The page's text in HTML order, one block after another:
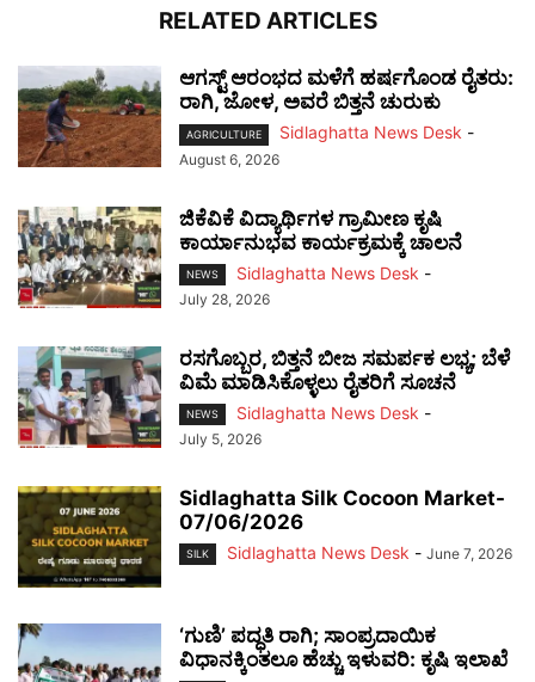
RELATED ARTICLES
ಆಗಸ್ಟ್ ಆರಂಭದ ಮಳೆಗೆ ಹರ್ಷಗೊಂಡ ರೈತರು:
ರಾಗಿ, ಜೋಳ, ಅವರೆ ಬಿತ್ತನೆ ಚುರುಕು
AGRICULTURE Sidlaghatta News Desk -
August 6, 2026
ಜಿಕೆವಿಕೆ ವಿದ್ಯಾರ್ಥಿಗಳ ಗ್ರಾಮೀಣ ಕೃಷಿ
ಕಾರ್ಯಾನುಭವ ಕಾರ್ಯಕ್ರಮಕ್ಕೆ ಚಾಲನೆ
NEWS Sidlaghatta News Desk -
July 28, 2026
ರಸಗೊಬ್ಬರ, ಬಿತ್ತನೆ ಬೀಜ ಸಮರ್ಪಕ ಲಭ್ಯ; ಬೆಳೆ
ವಿಮೆ ಮಾಡಿಸಿಕೊಳ್ಳಲು ರೈತರಿಗೆ ಸೂಚನೆ
NEWS Sidlaghatta News Desk -
July 5, 2026
Sidlaghatta Silk Cocoon Market-
07/06/2026
SILK Sidlaghatta News Desk - June 7, 2026
‘ಗುಣಿ’ ಪದ್ಧತಿ ರಾಗಿ; ಸಾಂಪ್ರದಾಯಿಕ
ವಿಧಾನಕ್ಕಿಂತಲೂ ಹೆಚ್ಚು ಇಳುವರಿ: ಕೃಷಿ ಇಲಾಖೆ